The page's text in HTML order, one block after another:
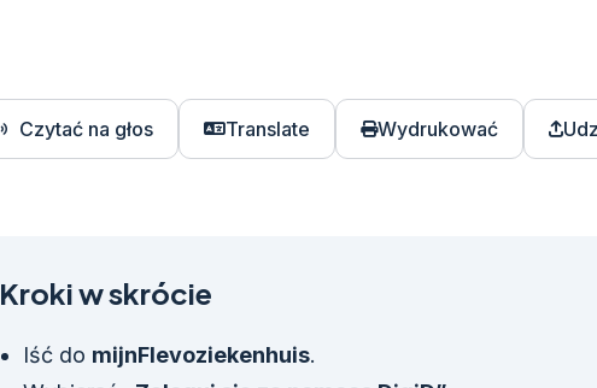
Czytać na głos Translate Wydrukować
Kroki w skrócie
Iść do mijnFlevoziekenhuis.